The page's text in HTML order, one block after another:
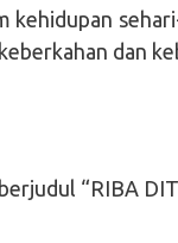
kehidupan
dan
“RIBA